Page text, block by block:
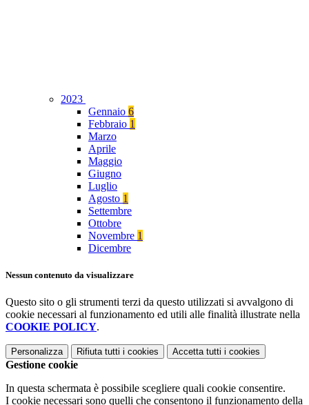
2023
Gennaio 6
Febbraio 1
Marzo
Aprile
Maggio
Giugno
Luglio
Agosto 1
Settembre
Ottobre
Novembre 1
Dicembre
Nessun contenuto da visualizzare
Questo sito o gli strumenti terzi da questo utilizzati si avvalgono di
cookie necessari al funzionamento ed utili alle finalità illustrate nella
COOKIE POLICY.
Personalizza Rifiuta tutti i cookies Accetta tutti i cookies
Gestione cookie
In questa schermata è possibile scegliere quali cookie consentire.
I cookie necessari sono quelli che consentono il funzionamento della